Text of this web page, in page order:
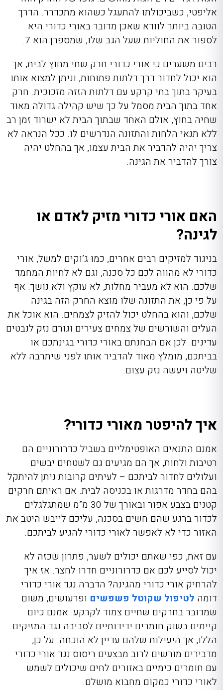
אליפטי, כשביכולתו להתעגל כשהוא מתכדרר. הדרך
הטובה ביותר לוודא שאכן מדובר באורי כדורי היא
לספור את החוליות שעל הגב שלו, שמספרן הוא 7.
רבים משערים כי אורי כדורי חרק שחי מחוץ לבית, אך
הוא יכול לחדור דרך דלתות פתוחות, וניתן למצוא אותו
בעיקר בתוך בתי קרקע עם דלתות הזזה מזכוכית. חרק
אחד בתוך הבית מסמל על כך שיש קהילה גדולה מאוד
שחיה בחוץ, אולם האחד שבתוך הבית לא ישרוד זמן רב
ללא תנאי הלחות והתזונה הנדרשים לו. ככל הנראה לא
צריך יהיה להדביר את הבית עצמו, אך בהחלט יהיה
צורך להדביר את הגינה.
האם אורי כדורי מזיק לאדם או
לגינה?
בניגוד למזיקים רבים אחרים, כמו ג’וקים למשל, אורי
כדורי לא מהווה לכם כל סכנה, וגם לא לחיות המחמד
שלכם. הוא לא מעביר מחלות, לא עוקץ ולא נושך. אף
על פי כן, את התזונה שלו מוצא החרק הזה בגינה
שלכם, והוא בהחלט יכול להזיק לצמחים. הוא אוכל את
העלים והשורשים של צמחים צעירים וגורם נזק לנבטים
עדינים. לכן אם הבחנתם באורי כדורי בגינתכם או
בביתכם, מומלץ מאוד להדביר אותו לפני שיתרבה ללא
שליטה ויעשה נזק עצום.
איך להיפטר מאורי כדורי?
אמנם התנאים האופטימליים בשביל כדרורוניים הם
רטיבות ולחות, אך הם מגיעים גם לשטחים יבשים
ועלולים לחדור לביתכם – לעיתים קרובות ניתן להיתקל
בהם בחדר מדרגות או בכניסה לבית. אם ראיתם חרקים
קטנים בצבע אפור ובאורך של 30 מ”מ שמתגלגלים
לכדור ברגע שהם חשים בסכנה, עליכם לייבש היטב את
האזור כדי לא לאפשר לאורי כדורי להגיע לביתכם.
עם זאת, כפי שאתם יכולים לשער, פתרון שכזה לא
יכול לסייע לכם אם כדרורוניים חדרו לחצר. אז איך
להרחיק אורי כדורי מהגינה? הדברה נגד אורי כדורי
דומה לטיפול שקוטל פשפשים ופרעושים, משום
שמדובר בחרקים שחיים צמוד לקרקע. אמנם כיום
קיימים בשוק חומרים ידידותיים לסביבה נגד המזיקים
הללו, אך היעילות שלהם עדיין לא הוכחה. על כן,
מדבירים מורשים לרוב מבצעים ריסוס נגד אורי כדורי
עם חומרים כימיים באזורים לחים שיכולים לשמש
לאורי כדורי כמקום מחבוא מושלם.